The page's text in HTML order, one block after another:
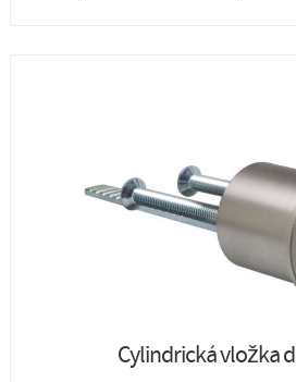
Cylindrická vložka